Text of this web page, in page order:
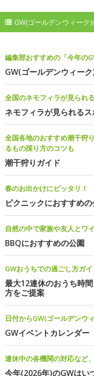
GW(ゴールデンウィーク
編集部おすすめの「今年の
GW(ゴールデンウィー
全国のネモフィラが見られ
ネモフィラが見られるス
全国各地のおすすめ潮干狩
るもの採り方のコツも
潮干狩りガイド
春のお出かけにピッタリ！
ピクニックにおすすめ
自然の中で家族や友人とワ
BBQにおすすめの公園
GWおうちでの過ごし方ガイ
最大12連休のおうち時
方をご提案
日付からGW(ゴールデンウ
GWイベントカレンダー
連休中の各機関の対応など
今年(2026年)のGWはい